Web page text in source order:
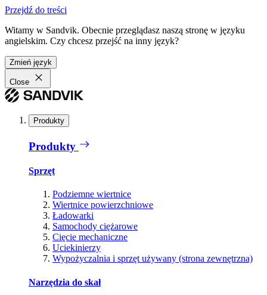
Przejdź do treści
Witamy w Sandvik. Obecnie przeglądasz naszą stronę w języku
angielskim. Czy chcesz przejść na inny język?
Zmień język
Close
Produkty
Produkty
Sprzęt
Podziemne wiertnice
Wiertnice powierzchniowe
Ładowarki
Samochody ciężarowe
Cięcie mechaniczne
Uciekinierzy
Wypożyczalnia i sprzęt używany (strona zewnętrzna)
Narzędzia do skał